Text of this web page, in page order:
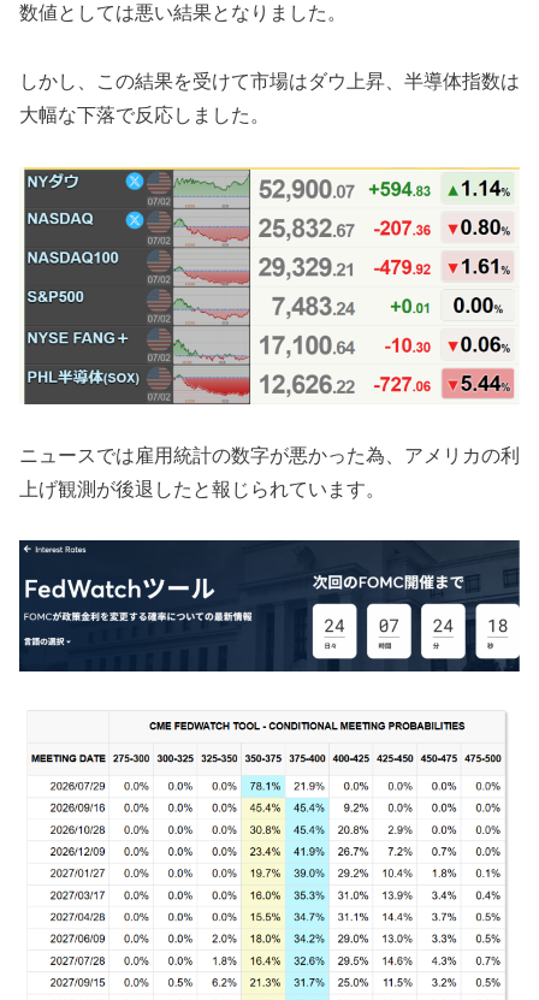
数値としては悪い結果となりました。
しかし、この結果を受けて市場はダウ上昇、半導体指数は
大幅な下落で反応しました。
ニュースでは雇用統計の数字が悪かった為、アメリカの利
上げ観測が後退したと報じられています。